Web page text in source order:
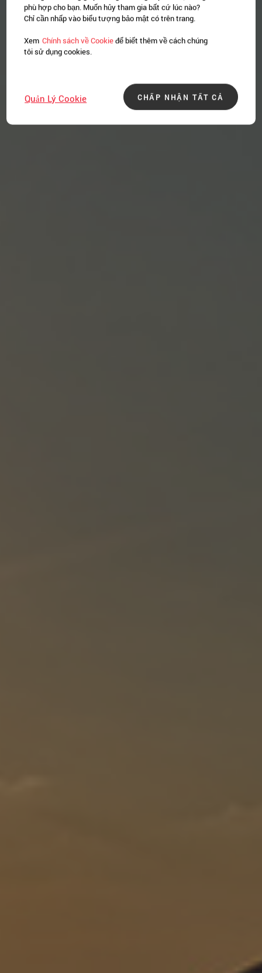
phù hợp cho bạn. Muốn hủy tham gia bất cứ lúc nào?
Chỉ cần nhấp vào biểu tượng bảo mật có trên trang.
Xem Chính sách về Cookieđể biết thêm về cách chúng
tôi sử dụng cookies.
CHẤP NHẬN TẤT CẢ
Quản Lý Cookie